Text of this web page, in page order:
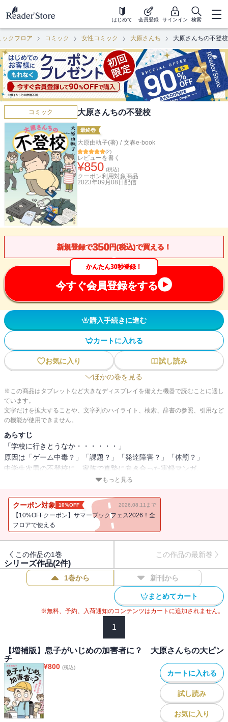
はじめて 会員登録 サインイン 検索
ックフロア コミック 女性コミック 大原さんち 大原さんちの不登校
コミック 大原さんちの不登校
最終巻
大原由軌子(著) / 文春e-book
(2)
レビューを書く
¥850 (税込)
クーポン利用対象商品
2023年09月08日 配信
新規登録で350円(税込)で買える！
かんたん30秒登録！
今すぐ会員登録をする
購入手続きに進む
カートに入れる
お気に入り
試し読み
ほかの巻を見る
※この商品はタブレットなど大きなディスプレイを備えた機器で読むことに適し
ています。
文字だけを拡大することや、文字列のハイライト、検索、辞書の参照、引用など
の機能が使用できません。
あらすじ
「学校に行きとうなか・・・・・・」
原因は「ゲーム中毒？」「課題？」「発達障害？」「体罰？」
中学生次男の不登校に、家族で真摯に向き合った実録マンガ。
うしますか？ ネット上で賛否両論を巻き起こした『息子がいじめ
の加害者に？』に続く、「大原さんち」シリーズの最新刊。今回の
テーマは“不登校”。
子がおかしくなった。朝、起きられない、食欲がない、遅刻が多
い。やがて、クレジットカードの無断使用が発覚。レイがゲームソ
フトに課金していたのだ。自分がオンラインゲームの中毒であるこ
とをレイは告白する・・・・・・。
一方、学校からの課題（宿題）提出に追い込まれ、レイはノイロー
ゼ気味に。同級生の制服に穴を開ける、腕時計を壁に投げつけるな
発達障害の疑いを指摘される事態に。八方塞がりの現実から逃避す
るためか、レイは禁止されたはずのゲームに再びのめり込むように
なる・・・・・・。
2年生の9月、ついにレイは学校に行くことができなくなった。不登
校の背景に、担任教師による「体罰」があることを、レイはカミン
グアウトする・・・・・・。「ゲーム中毒」「課題」「カウンセリ
もっと見る
クーポン対象 10%OFF 2026.08.11まで
【10%OFFクーポン】サマーブックフェス2026！全
フロアで使える
この作品の1巻 この作品の最新巻
シリーズ作品(2件)
1巻から 新刊から
まとめてカート
※無料、予約、入荷通知のコンテンツはカートに追加されません。
1
【増補版】息子がいじめの加害者に？ 大原さんちの大ピン
チ
¥800 (税込)
カートに入れる
試し読み
お気に入り